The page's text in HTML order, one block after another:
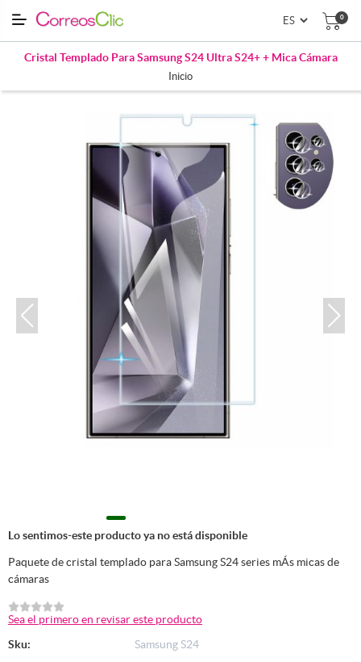
0
Cristal Templado Para Samsung S24 Ultra S24+ + Mica Cámara
Inicio
Lo sentimos-este producto ya no está disponible
Paquete de cristal templado para Samsung S24 series mÁs micas de
cámaras
Sea el primero en revisar este producto
Sku:
Samsung S24